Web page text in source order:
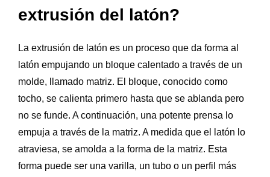
extrusión del latón?
La extrusión de latón es un proceso que da forma al
latón empujando un bloque calentado a través de un
molde, llamado matriz. El bloque, conocido como
tocho, se calienta primero hasta que se ablanda pero
no se funde. A continuación, una potente prensa lo
empuja a través de la matriz. A medida que el latón lo
atraviesa, se amolda a la forma de la matriz. Esta
forma puede ser una varilla, un tubo o un perfil más